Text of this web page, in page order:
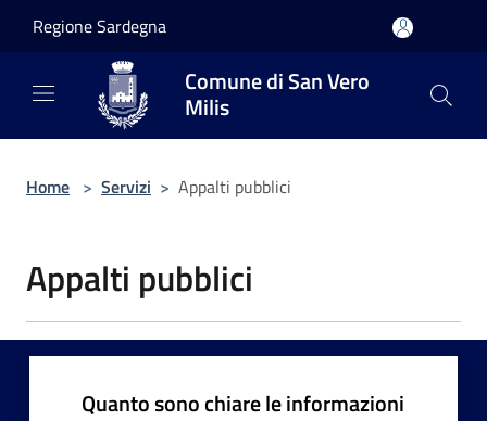
Regione Sardegna
Comune di San Vero
Milis
Home > Servizi > Appalti pubblici
Appalti pubblici
Quanto sono chiare le informazioni